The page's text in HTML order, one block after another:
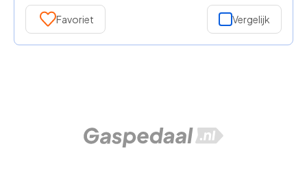
Favoriet Vergelijk